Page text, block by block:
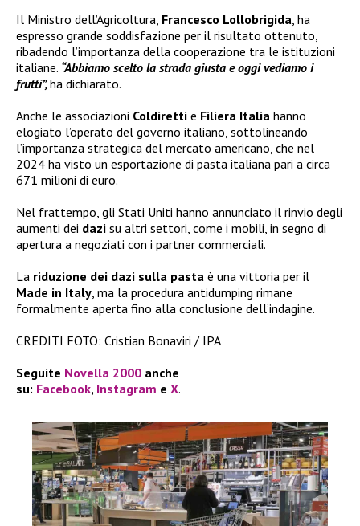
Il Ministro dell’Agricoltura, Francesco Lollobrigida, ha
espresso grande soddisfazione per il risultato ottenuto,
ribadendo l’importanza della cooperazione tra le istituzioni
italiane. “Abbiamo scelto la strada giusta e oggi vediamo i
frutti”,ha dichiarato.
Anche le associazioni Coldiretti e Filiera Italia hanno
elogiato l’operato del governo italiano, sottolineando
l’importanza strategica del mercato americano, che nel
2024 ha visto un esportazione di pasta italiana pari a circa
671 milioni di euro.
Nel frattempo, gli Stati Uniti hanno annunciato il rinvio degli
aumenti dei dazi su altri settori, come i mobili, in segno di
apertura a negoziati con i partner commerciali.
La riduzione dei dazi sulla pasta è una vittoria per il
Made in Italy, ma la procedura antidumping rimane
formalmente aperta fino alla conclusione dell’indagine.
CREDITI FOTO: Cristian Bonaviri / IPA
Seguite Novella 2000 anche
su: Facebook, Instagram e X.